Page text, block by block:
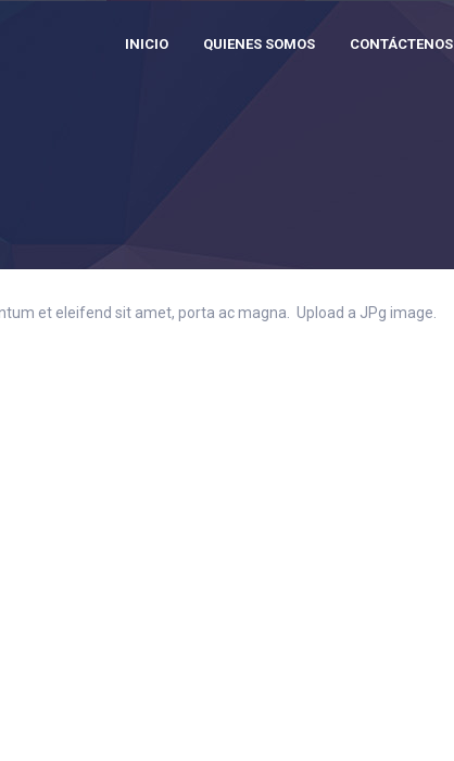
INICIO QUIENES SOMOS CONTÁCTENOS
et eleifend sit amet, porta ac magna. Upload a JPg image.